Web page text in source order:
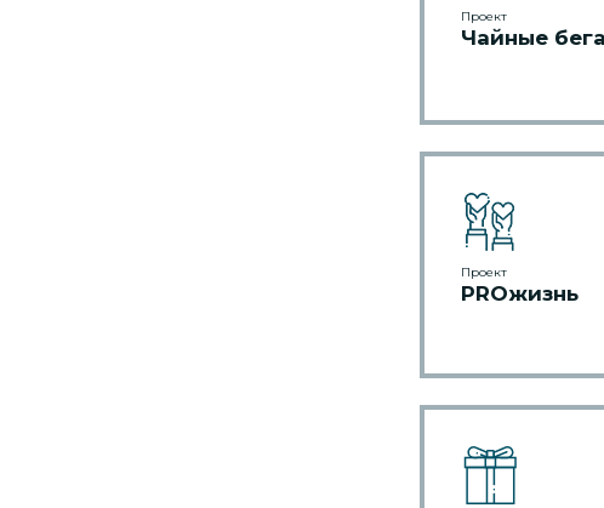
Проект
Чайные бега
Проект
PROжизнь